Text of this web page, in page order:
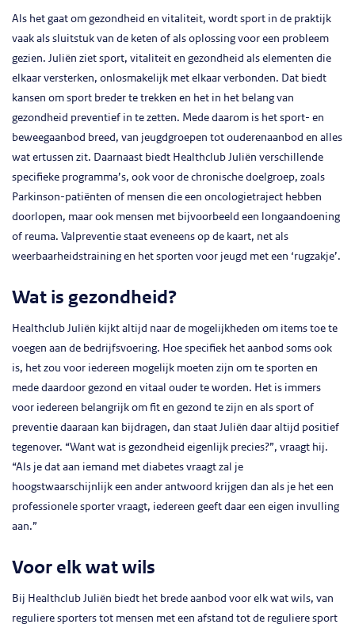
Als het gaat om gezondheid en vitaliteit, wordt sport in de praktijk
vaak als sluitstuk van de keten of als oplossing voor een probleem
gezien. Juliën ziet sport, vitaliteit en gezondheid als elementen die
elkaar versterken, onlosmakelijk met elkaar verbonden. Dat biedt
kansen om sport breder te trekken en het in het belang van
gezondheid preventief in te zetten. Mede daarom is het sport- en
beweegaanbod breed, van jeugdgroepen tot ouderenaanbod en alles
wat ertussen zit. Daarnaast biedt Healthclub Juliën verschillende
specifieke programma’s, ook voor de chronische doelgroep, zoals
Parkinson-patiënten of mensen die een oncologietraject hebben
doorlopen, maar ook mensen met bijvoorbeeld een longaandoening
of reuma. Valpreventie staat eveneens op de kaart, net als
weerbaarheidstraining en het sporten voor jeugd met een ‘rugzakje’.
Wat is gezondheid?
Healthclub Juliën kijkt altijd naar de mogelijkheden om items toe te
voegen aan de bedrijfsvoering. Hoe specifiek het aanbod soms ook
is, het zou voor iedereen mogelijk moeten zijn om te sporten en
mede daardoor gezond en vitaal ouder te worden. Het is immers
voor iedereen belangrijk om fit en gezond te zijn en als sport of
preventie daaraan kan bijdragen, dan staat Juliën daar altijd positief
tegenover. “Want wat is gezondheid eigenlijk precies?”, vraagt hij.
“Als je dat aan iemand met diabetes vraagt zal je
hoogstwaarschijnlijk een ander antwoord krijgen dan als je het een
professionele sporter vraagt, iedereen geeft daar een eigen invulling
aan.”
Voor elk wat wils
Bij Healthclub Juliën biedt het brede aanbod voor elk wat wils, van
reguliere sporters tot mensen met een afstand tot de reguliere sport